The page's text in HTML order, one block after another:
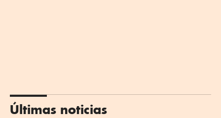
Últimas noticias